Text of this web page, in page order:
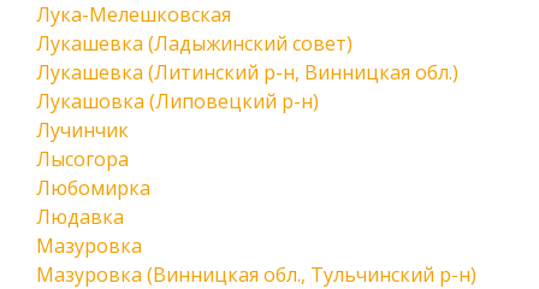
Лука-Мелешковская
Лукашевка (Ладыжинский совет)
Лукашевка (Литинский р-н, Винницкая обл.)
Лукашовка (Липовецкий р-н)
Лучинчик
Лысогора
Любомирка
Людавка
Мазуровка
Мазуровка (Винницкая обл., Тульчинский р-н)